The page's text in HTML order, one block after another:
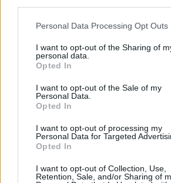
Please note that this website/app uses
not limited to your visit or usage
grant or deny consent to Google and its
use your data for below specified
consent section.
Personal Data Processing Opt Outs
I want to opt-out of the Sharing of
personal data.
Opted In
I want to opt-out of the Sale of my
Personal Data.
Opted In
I want to opt-out of processing my
Personal Data for Targeted
Opted In
I want to opt-out of Collection, Use,
Retention, Sale, and/or Sharing of
Continua a leggere